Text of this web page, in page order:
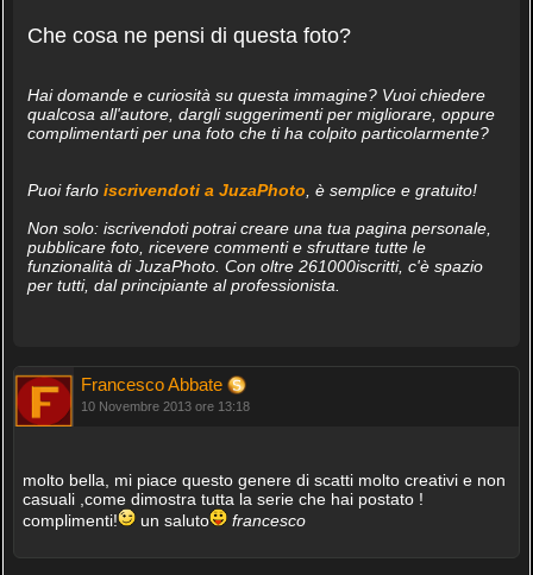
Che cosa ne pensi di questa foto?
Hai domande e curiosità su questa immagine? Vuoi chiedere
qualcosa all'autore, dargli suggerimenti per migliorare, oppure
complimentarti per una foto che ti ha colpito particolarmente?
Puoi farlo iscrivendoti a JuzaPhoto , è semplice e gratuito!
Non solo: iscrivendoti potrai creare una tua pagina personale,
pubblicare foto, ricevere commenti e sfruttare tutte le
funzionalità di JuzaPhoto. Con oltre 261000iscritti, c'è spazio
per tutti, dal principiante al professionista.
Francesco Abbate
10 Novembre 2013 ore 13:18
molto bella, mi piace questo genere di scatti molto creativi e non
casuali ,come dimostra tutta la serie che hai postato !
complimenti!
un saluto francesco